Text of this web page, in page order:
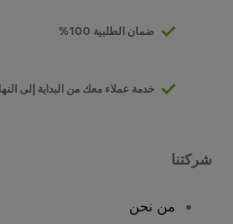
ضمان الطلبية 100%
خدمة عملاء معك من البداية إلى النهاية
شركتنا
من نحن